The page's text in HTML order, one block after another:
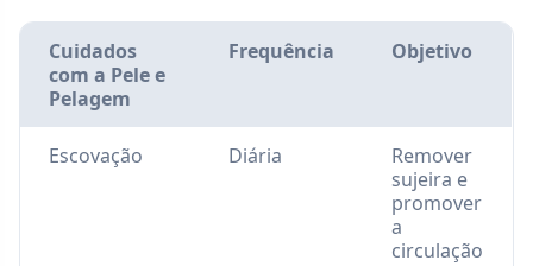
Cuidados
com a Pele e
Pelagem
Frequência Objetivo
Escovação Diária
Remover
sujeira e
promover
a
circulação